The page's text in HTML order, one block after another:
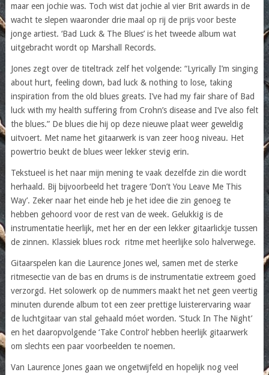
maar een jochie was. Toch wist dat jochie al vier Brit awards in de
wacht te slepen waaronder drie maal op rij de prijs voor beste
jonge artiest. ‘Bad Luck & The Blues’ is het tweede album wat
uitgebracht wordt op Marshall Records.
Jones zegt over de titeltrack zelf het volgende: “Lyrically I’m singing
about hurt, feeling down, bad luck & nothing to lose, taking
inspiration from the old blues greats. I’ve had my fair share of Bad
luck with my health suffering from Crohn’s disease and I’ve also felt
the blues.” De blues die hij op deze nieuwe plaat weer geweldig
uitvoert. Met name het gitaarwerk is van zeer hoog niveau. Het
powertrio beukt de blues weer lekker stevig erin.
Tekstueel is het naar mijn mening te vaak dezelfde zin die wordt
herhaald. Bij bijvoorbeeld het tragere ‘Don’t You Leave Me This
Way’. Zeker naar het einde heb je het idee die zin genoeg te
hebben gehoord voor de rest van de week. Gelukkig is de
instrumentatie heerlijk, met her en der een lekker gitaarlickje tussen
de zinnen. Klassiek blues rock ritme met heerlijke solo halverwege.
Gitaarspelen kan die Laurence Jones wel, samen met de sterke
ritmesectie van de bas en drums is de instrumentatie extreem goed
verzorgd. Het solowerk op de nummers maakt het net geen veertig
minuten durende album tot een zeer prettige luisterervaring waar
de luchtgitaar van stal gehaald móet worden. ‘Stuck In The Night’
en het daaropvolgende ‘Take Control’ hebben heerlijk gitaarwerk
om slechts een paar voorbeelden te noemen.
Van Laurence Jones gaan we ongetwijfeld en hopelijk nog veel